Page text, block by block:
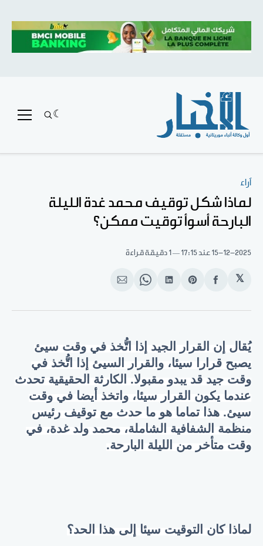
آراء
لماذا شكل توقيف محمد غدة الليلة
البارحة أسوأ توقيت ممكن؟
15-12-2025 عند 17:15 1 دقيقة قراءة
𝕏
انشر
الفيسبوك
Share
Pinterest
انشر
لينكد
Share
WhatsApp
انشر
الإيميل
يُقال إن القرار الجيد إذا اتُّخذ في وقت سيئ
يصبح قرارا سيئا، والقرار السيئ إذا اتُّخذ في
وقت جيد قد يبدو مقبولا. الكارثة الحقيقية تحدث
عندما يكون القرار سيئا، واتخذ أيضا في وقت
سيئ. هذا تماما هو ما حدث مع توقيف رئيس
منظمة الشفافية الشاملة، محمد ولد غدة، في
وقت متأخر من الليلة البارحة.
لماذا كان التوقيت سيئا إلى هذا الحد؟